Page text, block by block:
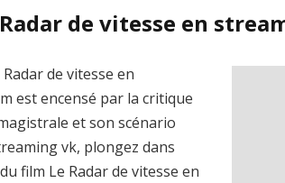
de vitesse en
de vitesse en
est encensé par la critique
et son scénario
vk, plongez dans
film Le Radar de vitesse en